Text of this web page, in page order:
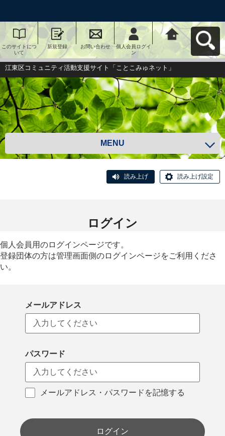
このサイトにつ
いて
新規登録 お問い合わせ
個人会員ログイ
ン
江東区コミュニ
ティ活動支援サ
イト「ことこみ
ゅネット」へ戻
る
江東区コミュニティ活動支援サイト「ことこみゅネット」
MENU
読み上げ 読み上げ設定
ログイン
個人会員用のログインページです。
登録団体の方は管理画面側のログインページをご利用くださ
い。
メールアドレス
パスワード
メールアドレス・パスワードを記憶する
ログイン